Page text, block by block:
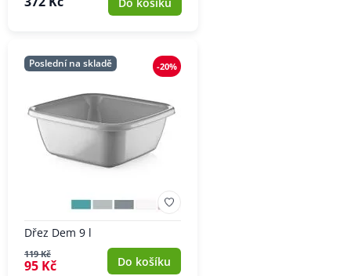
Poslední na skladě -20%
Dřez Dem 9 l
119 Kč
95 Kč Do košíku